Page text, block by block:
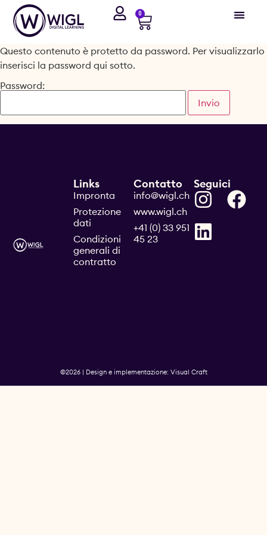
0
Questo contenuto è protetto da password. Per visualizzarlo
inserisci la password qui sotto.
Password:
Contatto
info@wigl.ch
www.wigl.ch
+41 (0) 33 951
45 23
Links
Impronta
Protezione
dati
Condizioni
generali di
contratto
Seguici
©2026 | Design e implementazione: Visual Craft